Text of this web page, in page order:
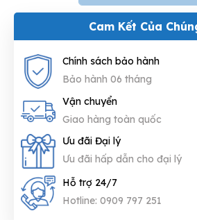
Cam Kết Của
Chính sách bảo hành
Bảo hành 06 tháng
Vận chuyển
Giao hàng toàn quốc
Ưu đãi Đại lý
Ưu đãi hấp dẫn cho đại lý
Hỗ trợ 24/7
Hotline: 0909 797 251